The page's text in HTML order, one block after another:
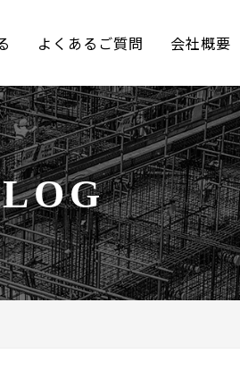
よくあるご質問 会社概要